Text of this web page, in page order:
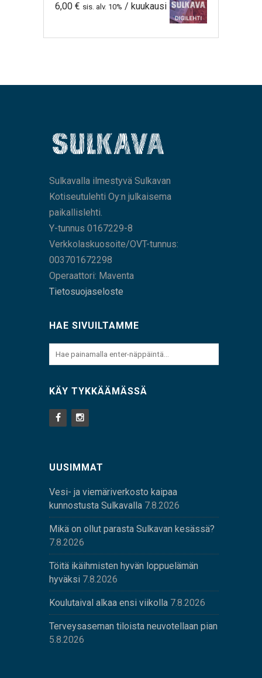
6,00 € sis. alv. 10% / kuukausi
Sulkavalla ilmestyvä Sulkavan
Kotiseutulehti Oy:n julkaisema
paikallislehti.
Y-tunnus 0167229-8
Verkkolaskuosoite/OVT-tunnus:
003701672298
Operaattori: Maventa
Tietosuojaseloste
HAE SIVUILTAMME
KÄY TYKKÄÄMÄSSÄ
UUSIMMAT
Vesi- ja viemäriverkosto kaipaa
kunnostusta Sulkavalla 7.8.2026
Mikä on ollut parasta Sulkavan kesässä?
7.8.2026
Töitä ikäihmisten hyvän loppuelämän
hyväksi 7.8.2026
Koulutaival alkaa ensi viikolla 7.8.2026
Terveysaseman tiloista neuvotellaan pian
5.8.2026